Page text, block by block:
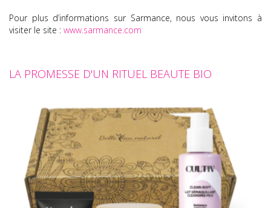
Pour plus d’informations sur Sarmance, nous vous invitons à
visiter le site : www.sarmance.com
LA PROMESSE D'UN RITUEL BEAUTE BIO